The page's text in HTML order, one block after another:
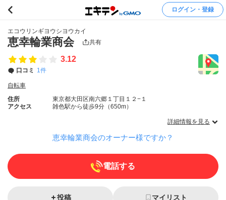
ログイン・登録
エコウリンギヨウシヨウカイ
恵幸輪業商会 共有
3.12
口コミ 1件
自転車
住所
東京都大田区南六郷１丁目１２−１
アクセス
雑色駅から徒歩9分（650m）
詳細情報を見る
恵幸輪業商会のオーナー様ですか？
電話する
投稿 マイリスト